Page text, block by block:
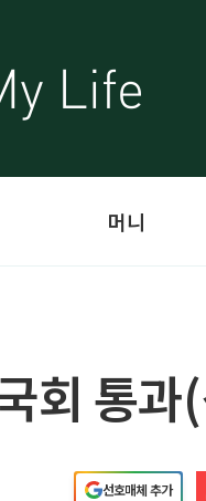
머니
회 통과
선호매체 추가